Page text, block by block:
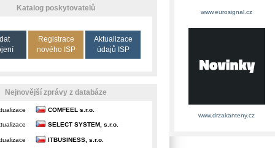
Katalog poskytovatelů
Registrace
nového ISP
Aktualizace
údajů ISP
Nejnovější zprávy z databáze
COMFEEL s.r.o.
SELECT SYSTEM, s.r.o.
ITBUSINESS, s.r.o.
www.eurosignal.cz
www.drzakanteny.cz